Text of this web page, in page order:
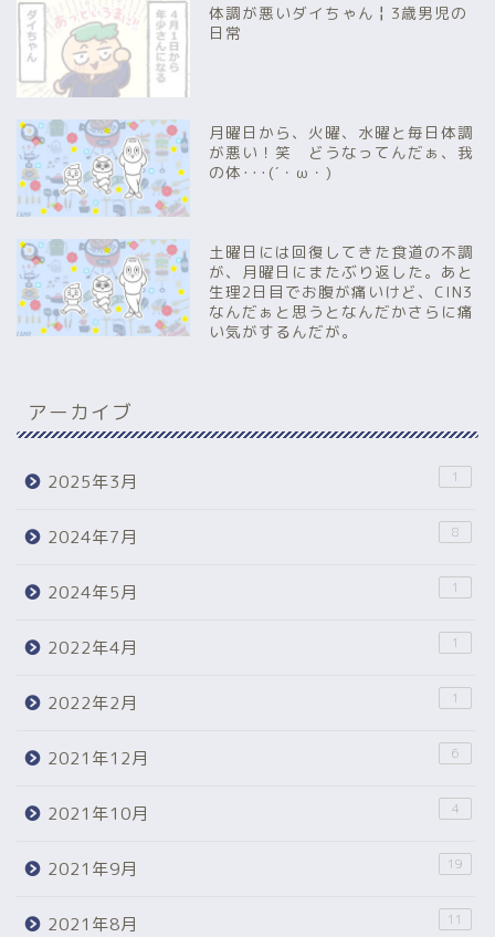
体調が悪いダイちゃん╏3歳男児の
日常
月曜日から、火曜、水曜と毎日体調
が悪い！笑 どうなってんだぁ、我
の体･･･(´・ω・)
土曜日には回復してきた食道の不調
が、月曜日にまたぶり返した。あと
生理2日目でお腹が痛いけど、CIN3
なんだぁと思うとなんだかさらに痛
い気がするんだが。
アーカイブ
2025年3月 1
2024年7月 8
2024年5月 1
2022年4月 1
2022年2月 1
2021年12月 6
2021年10月 4
2021年9月 19
2021年8月 11